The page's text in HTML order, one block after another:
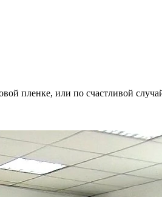
пленке, или по счастливой